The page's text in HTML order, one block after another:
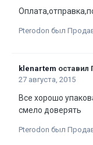
Pterodon был
klenartem оставил
27 августа, 2015
Все хорошо
смело доверять
Pterodon был